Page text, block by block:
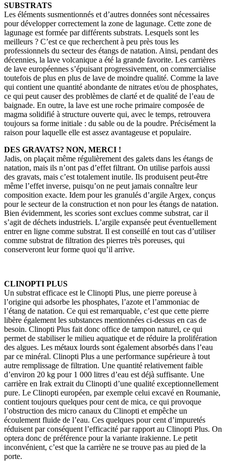
SUBSTRATS
Les éléments susmentionnés et d’autres données sont nécessaires
pour développer correctement la zone de lagunage. Cette zone de
lagunage est formée par différents substrats. Lesquels sont les
meilleurs ? C’est ce que recherchent à peu près tous les
professionnels du secteur des étangs de natation. Ainsi, pendant des
décennies, la lave volcanique a été la grande favorite. Les carrières
de lave européennes s’épuisant progressivement, on commercialise
toutefois de plus en plus de lave de moindre qualité. Comme la lave
qui contient une quantité abondante de nitrates et/ou de phosphates,
ce qui peut causer des problèmes de clarté et de qualité de l’eau de
baignade. En outre, la lave est une roche primaire composée de
magma solidifié à structure ouverte qui, avec le temps, retrouvera
toujours sa forme initiale : du sable ou de la poudre. Précisément la
raison pour laquelle elle est assez avantageuse et populaire.
DES GRAVATS? NON, MERCI !
Jadis, on plaçait même régulièrement des galets dans les étangs de
natation, mais ils n’ont pas d’effet filtrant. On utilise parfois aussi
des gravats, mais c’est totalement inutile. Ils produisent peut-être
même l’effet inverse, puisqu’on ne peut jamais connaître leur
composition exacte. Idem pour les granulés d’argile Argex, conçus
pour le secteur de la construction et non pour les étangs de natation.
Bien évidemment, les scories sont exclues comme substrat, car il
s’agit de déchets industriels. L’argile expansée peut éventuellement
entrer en ligne comme substrat. Il est conseillé en tout cas d’utiliser
comme substrat de filtration des pierres très poreuses, qui
conserveront leur forme quoi qu’il arrive.
CLINOPTI PLUS
Un substrat efficace est le Clinopti Plus, une pierre poreuse à
l’origine qui adsorbe les phosphates, l’azote et l’ammoniac de
l’étang de natation. Ce qui est remarquable, c’est que cette pierre
libère également les substances mentionnées ci-dessus en cas de
besoin. Clinopti Plus fait donc office de tampon naturel, ce qui
permet de stabiliser le milieu aquatique et de réduire la prolifération
des algues. Les métaux lourds sont également absorbés dans l’eau
par ce minéral. Clinopti Plus a une performance supérieure à tout
autre remplissage de filtration. Une quantité relativement faible
d’environ 20 kg pour 1 000 litres d’eau est déjà suffisante. Une
carrière en Irak extrait du Clinopti d’une qualité exceptionnellement
pure. Le Clinopti européen, par exemple celui excavé en Roumanie,
contient toujours quelques pour cent de mica, ce qui provoque
l’obstruction des micro canaux du Clinopti et empêche un
écoulement fluide de l’eau. Ces quelques pour cent d’impuretés
réduisent par conséquent l’efficacité par rapport au Clinopti Plus. On
optera donc de préférence pour la variante irakienne. Le petit
inconvénient, c’est que la carrière ne se trouve pas au pied de la
porte.